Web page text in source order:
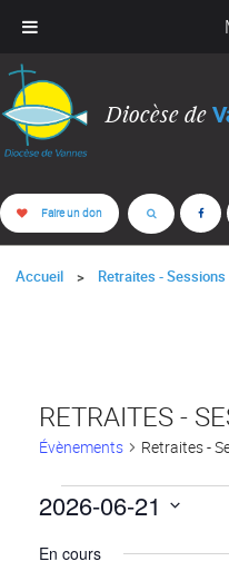
Diocèse de
Faire un don
Accueil Retraites - Sessions
RETRAITES -
Évènements Retraites -
FOR
2026-06-21
une
En cours